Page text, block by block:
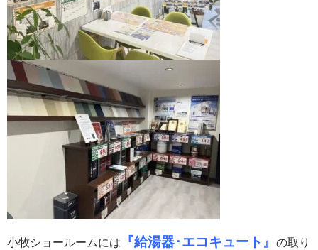
小牧ショールームには 『給湯器･エコキュート』
の取り